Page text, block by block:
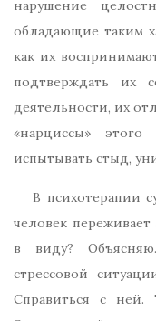
нарушение
обладающие таким
как их
подтверждать их
деятельности, их
«нарциссы»
испытывать стыд,
В психотерапии
человек
в виду?
стрессовой
Справиться с ней.